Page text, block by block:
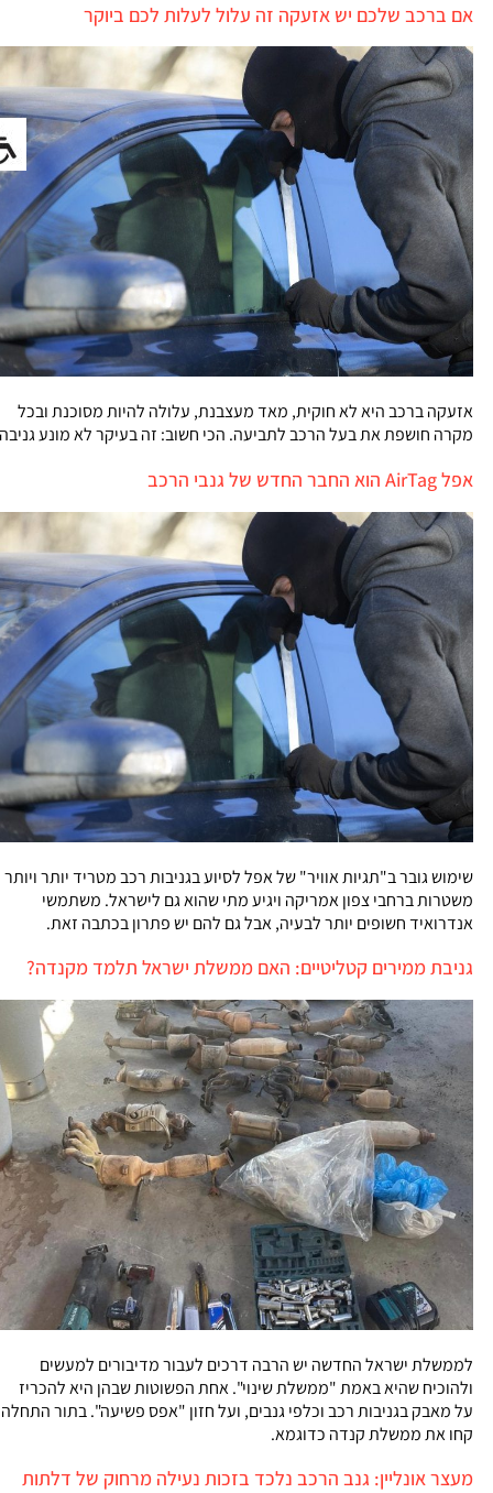
אם ברכב שלכם יש אזעקה זה עלול לעלות לכם ביוקר
אזעקה ברכב היא לא חוקית, מאד מעצבנת, עלולה להיות מסוכנת ובכל
מקרה חושפת את בעל הרכב לתביעה. הכי חשוב: זה בעיקר לא מונע גניבה
אפל AirTag הוא החבר החדש של גנבי הרכב
שימוש גובר ב"תגיות אוויר" של אפל לסיוע בגניבות רכב מטריד יותר ויותר
משטרות ברחבי צפון אמריקה ויגיע מתי שהוא גם לישראל. משתמשי
אנדרואיד חשופים יותר לבעיה, אבל גם להם יש פתרון בכתבה זאת.
גניבת ממירים קטליטיים: האם ממשלת ישראל תלמד מקנדה?
לממשלת ישראל החדשה יש הרבה דרכים לעבור מדיבורים למעשים
ולהוכיח שהיא באמת "ממשלת שינוי". אחת הפשוטות שבהן היא להכריז
על מאבק בגניבות רכב וכלפי גנבים, ועל חזון "אפס פשיעה". בתור התחלה
קחו את ממשלת קנדה כדוגמא.
מעצר אונליין: גנב הרכב נלכד בזכות נעילה מרחוק של דלתות